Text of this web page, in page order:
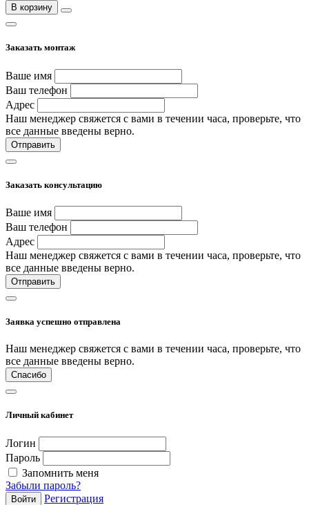
В корзину
Заказать монтаж
Ваше имя
Ваш телефон
Адрес
Наш менеджер свяжется с вами в течении часа, проверьте, что
все данные введены верно.
Отправить
Заказать консультацию
Ваше имя
Ваш телефон
Адрес
Наш менеджер свяжется с вами в течении часа, проверьте, что
все данные введены верно.
Отправить
Заявка успешно отправлена
Наш менеджер свяжется с вами в течении часа, проверьте, что
все данные введены верно.
Спасибо
Личный кабинет
Логин
Пароль
Запомнить меня
Забыли пароль?
Войти
Регистрация